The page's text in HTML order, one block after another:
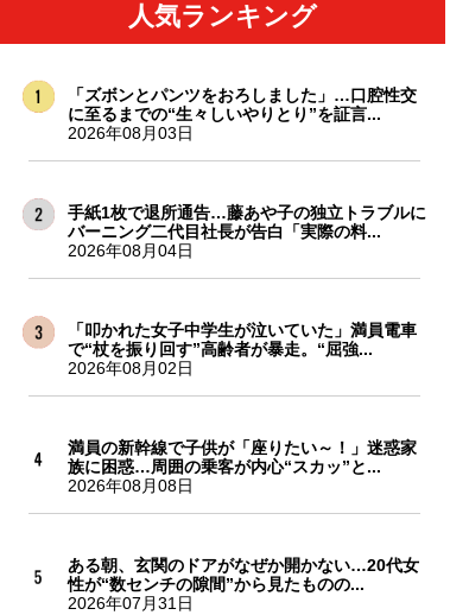
人気ランキング
「ズボンとパンツをおろしました」…口腔性交
に至るまでの“生々しいやりとり”を証言...
2026年08月03日
手紙1枚で退所通告…藤あや子の独立トラブルに
バーニング二代目社長が告白「実際の料...
2026年08月04日
「叩かれた女子中学生が泣いていた」満員電車
で“杖を振り回す”高齢者が暴走。“屈強...
2026年08月02日
満員の新幹線で子供が「座りたい～！」迷惑家
族に困惑…周囲の乗客が内心“スカッ”と...
2026年08月08日
ある朝、玄関のドアがなぜか開かない…20代女
性が“数センチの隙間”から見たものの...
2026年07月31日